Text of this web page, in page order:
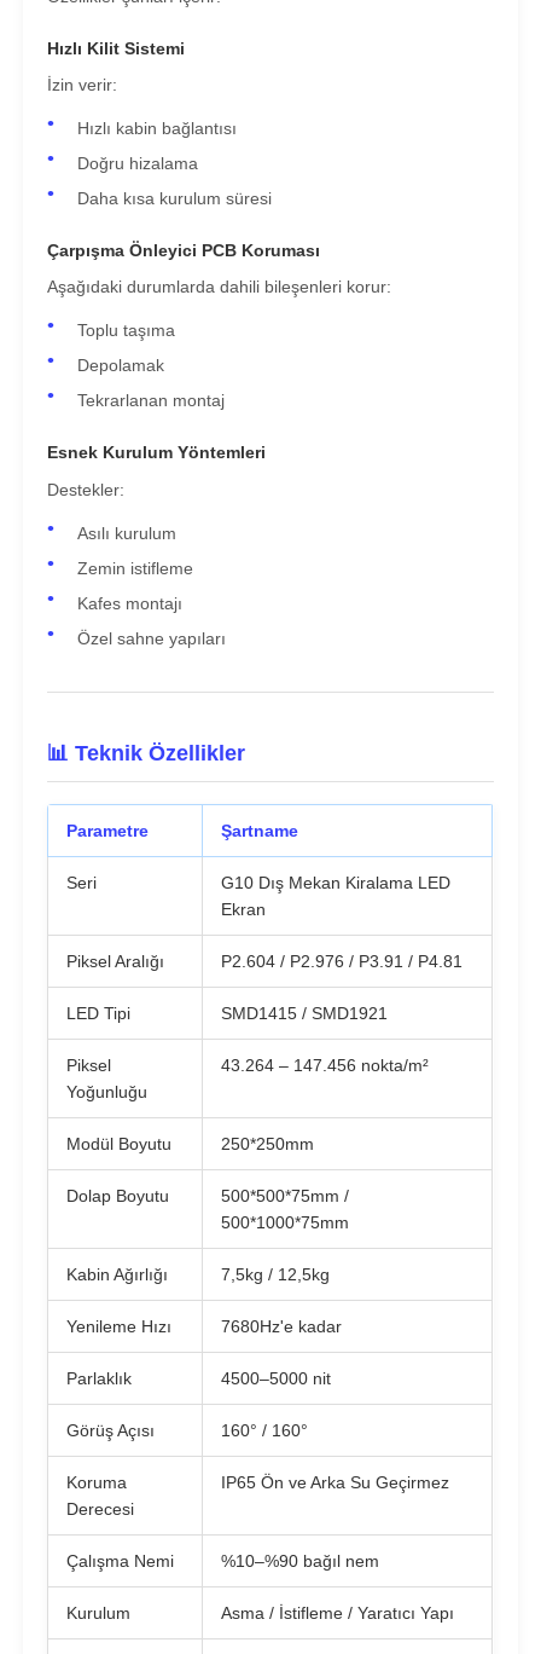
Hızlı Kilit Sistemi
İzin verir:
Hızlı kabin bağlantısı
Doğru hizalama
Daha kısa kurulum süresi
Çarpışma Önleyici PCB Koruması
Aşağıdaki durumlarda dahili bileşenleri korur:
Toplu taşıma
Depolamak
Tekrarlanan montaj
Esnek Kurulum Yöntemleri
Destekler:
Asılı kurulum
Zemin istifleme
Kafes montajı
Özel sahne yapıları
📊 Teknik Özellikler
Parametre Şartname
Seri
G10 Dış Mekan Kiralama LED
Ekran
Piksel Aralığı P2.604 / P2.976 / P3.91 / P4.81
LED Tipi SMD1415 / SMD1921
Piksel
Yoğunluğu
43.264 – 147.456 nokta/m²
Modül Boyutu 250*250mm
Dolap Boyutu
500*500*75mm /
500*1000*75mm
Kabin Ağırlığı 7,5kg / 12,5kg
Yenileme Hızı 7680Hz'e kadar
Parlaklık 4500–5000 nit
Görüş Açısı 160° / 160°
Koruma
Derecesi
IP65 Ön ve Arka Su Geçirmez
Çalışma Nemi %10–%90 bağıl nem
Kurulum Asma / İstifleme / Yaratıcı Yapı